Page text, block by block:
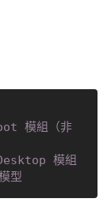
模組（非
模組
型